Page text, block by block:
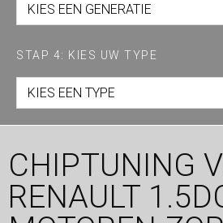
KIES EEN GENERATIE
STAP 4: KIES UW TYPE
KIES EEN TYPE
CHIPTUNING
RENAULT